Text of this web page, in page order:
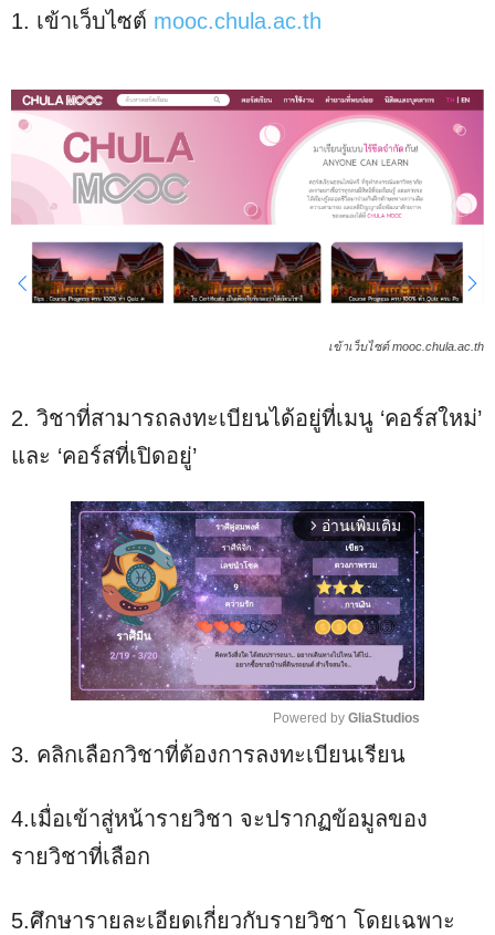
1. เข้าเว็บไซต์ mooc.chula.ac.th
เข้าเว็บไซต์ mooc.chula.ac.th
2. วิชาที่สามารถลงทะเบียนได้อยู่ที่เมนู ‘คอร์สใหม่’
และ ‘คอร์สที่เปิดอยู่’
arrow_forward_ios อ่านเพิ่มเติม
M
e
Powered by GliaStudios
3. คลิกเลือกวิชาที่ต้องการลงทะเบียนเรียน
4.เมื่อเข้าสู่หน้ารายวิชา จะปรากฏข้อมูลของ
รายวิชาที่เลือก
5.ศึกษารายละเอียดเกี่ยวกับรายวิชา โดยเฉพาะ